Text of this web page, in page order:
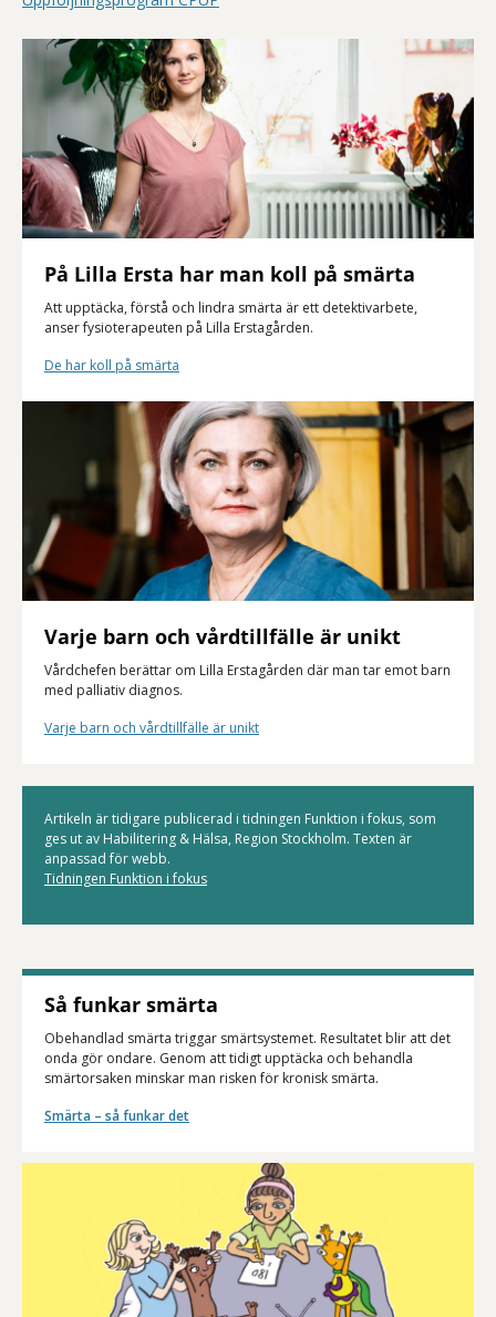
På Lilla Ersta har man koll på smärta
Att upptäcka, förstå och lindra smärta är ett detektivarbete,
anser fysioterapeuten på Lilla Erstagården.
De har koll på smärta
Varje barn och vårdtillfälle är unikt
Vårdchefen berättar om Lilla Erstagården där man tar emot barn
med palliativ diagnos.
Varje barn och vårdtillfälle är unikt
Artikeln är tidigare publicerad i tidningen Funktion i fokus, som
ges ut av Habilitering & Hälsa, Region Stockholm. Texten är
anpassad för webb.
Tidningen Funktion i fokus
Så funkar smärta
Obehandlad smärta triggar smärtsystemet. Resultatet blir att det
onda gör ondare. Genom att tidigt upptäcka och behandla
smärtorsaken minskar man risken för kronisk smärta.
Smärta – så funkar det